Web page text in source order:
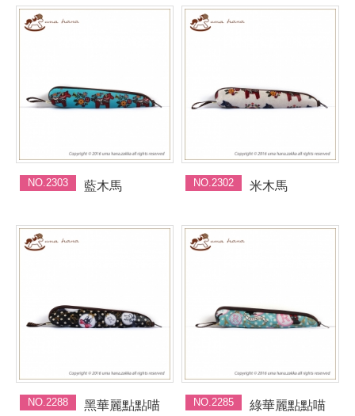
NO.2303 藍木馬 NO.2302 米木馬
NO.2288 黑華麗點點喵 NO.2285 綠華麗點點喵